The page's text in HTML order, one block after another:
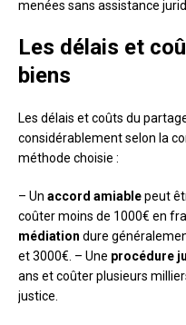
menées sans assistance
Les délais et
biens
Les délais et coûts du
considérablement selon la
méthode choisie :
– Un accord amiablepeut
coûter moins de 1000€ en
médiation dure
et 3000€. – Une procédure
ans et coûter plusieurs
justice.